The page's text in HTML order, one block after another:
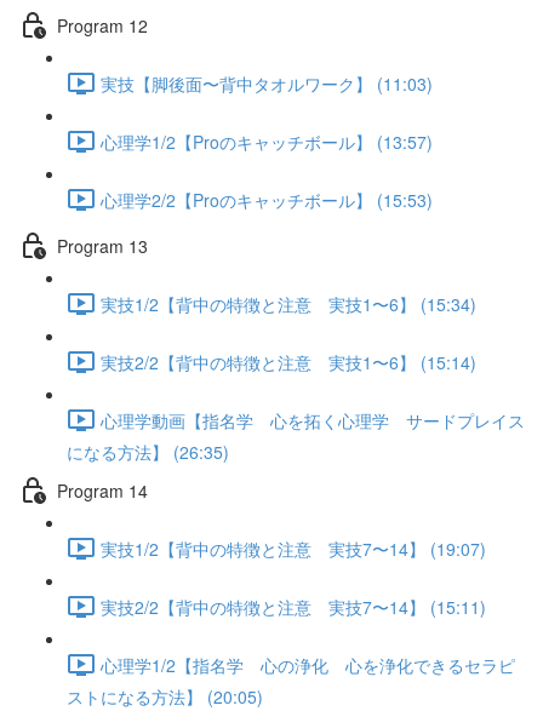
Program 12
実技【脚後面〜背中タオルワーク】 (11:03)
心理学1/2【Proのキャッチボール】 (13:57)
心理学2/2【Proのキャッチボール】 (15:53)
Program 13
実技1/2【背中の特徴と注意 実技1〜6】 (15:34)
実技2/2【背中の特徴と注意 実技1〜6】 (15:14)
心理学動画【指名学 心を拓く心理学 サードプレイス
になる方法】 (26:35)
Program 14
実技1/2【背中の特徴と注意 実技7〜14】 (19:07)
実技2/2【背中の特徴と注意 実技7〜14】 (15:11)
心理学1/2【指名学 心の浄化 心を浄化できるセラピ
ストになる方法】 (20:05)